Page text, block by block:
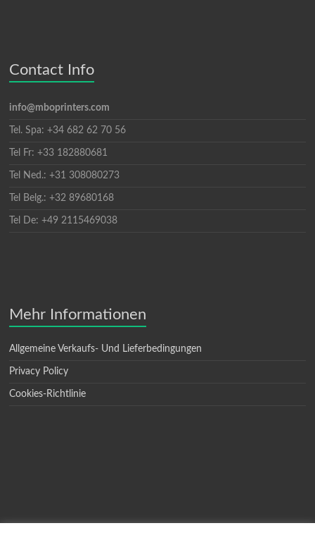
Contact Info
info@mboprinters.com
Tel. Spa: +34 682 62 70 56
Tel Fr: +33 182880681
Tel Ned.: +31 308080273
Tel Belg.: +32 89680168
Tel De: +49 2115469038
Mehr Informationen
Allgemeine Verkaufs- Und Lieferbedingungen
Privacy Policy
Cookies-Richtlinie